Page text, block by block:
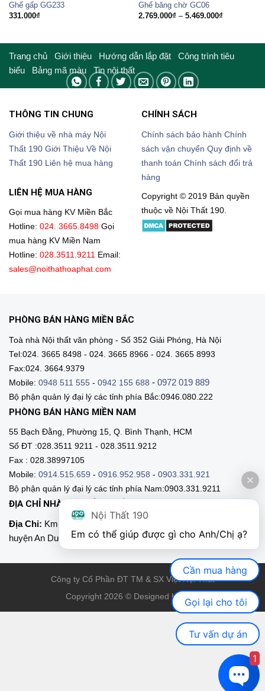
Ghế gấp GG233
331.000₫
Ghế băng chờ GC06
2.769.000₫ – 5.469.000₫Khoảng
đến
Trang chủ Giới thiệu Hướng dẫn lắp đặt Công trình tiêu
biểu
Bảng mã màu Tin nội thất
THÔNG TIN CHUNG
Giới thiệu về nhà máy Nội
Thất 190 Giới Thiệu Về Nội
Thất 190
Liên hệ mua hàng
CHÍNH SÁCH
Chính sách bảo hành Chính
sách vận chuyển Quy định về
thanh toán Chính sách đổi trả
hàng
LIÊN HỆ MUA HÀNG
Gọi mua hàng KV Miền Bắc
Hotline: 024. 3665.8498 Gọi
mua hàng KV Miền Nam
Hotline: 028.3511.9211 Email:
sales@noithathoaphat.com
Copyright © 2019 Bản quyền
thuộc về Nội Thất 190.
PHÒNG BÁN HÀNG MIỀN BẮC
Toà nhà Nội thất văn phòng - Số 352 Giải Phóng, Hà Nội
Tel:024. 3665 8498 - 024. 3665 8966 - 024. 3665 8993
Fax:024. 3664.9379
Mobile: 0948 511 555 - 0942 155 688 - 0972 019 889
Bộ phận quản lý đại lý các tỉnh phía Bắc:0946.080.222
PHÒNG BÁN HÀNG MIỀN NAM
55 Bạch Đằng, Phường 15, Q. Bình Thạnh, HCM
Số ĐT :028.3511 9211 - 028.3511.9212
Fax : 028.38997105
Mobile: 0914.515.659 - 0916.952.958 - 0903.331.921
Bộ phận quản lý đại lý các tỉnh phía Nam:0903.331.9211
ĐỊA CHỈ NHÀ MÁY SẢN XUẤT
Địa Chỉ: Km 89, Quốc lộ 5 , Thôn Mỹ Tranh, xã Nam Sơn,
huyện An Dương, Hải Phòng
Công ty Cổ Phần ĐT TM & SX Việt Nội Thất
Copyright 2026 © Designed by VNT
Nội Thất 190
Cần mua hàng
Gọi lại cho tôi
Tư vấn dự án
1